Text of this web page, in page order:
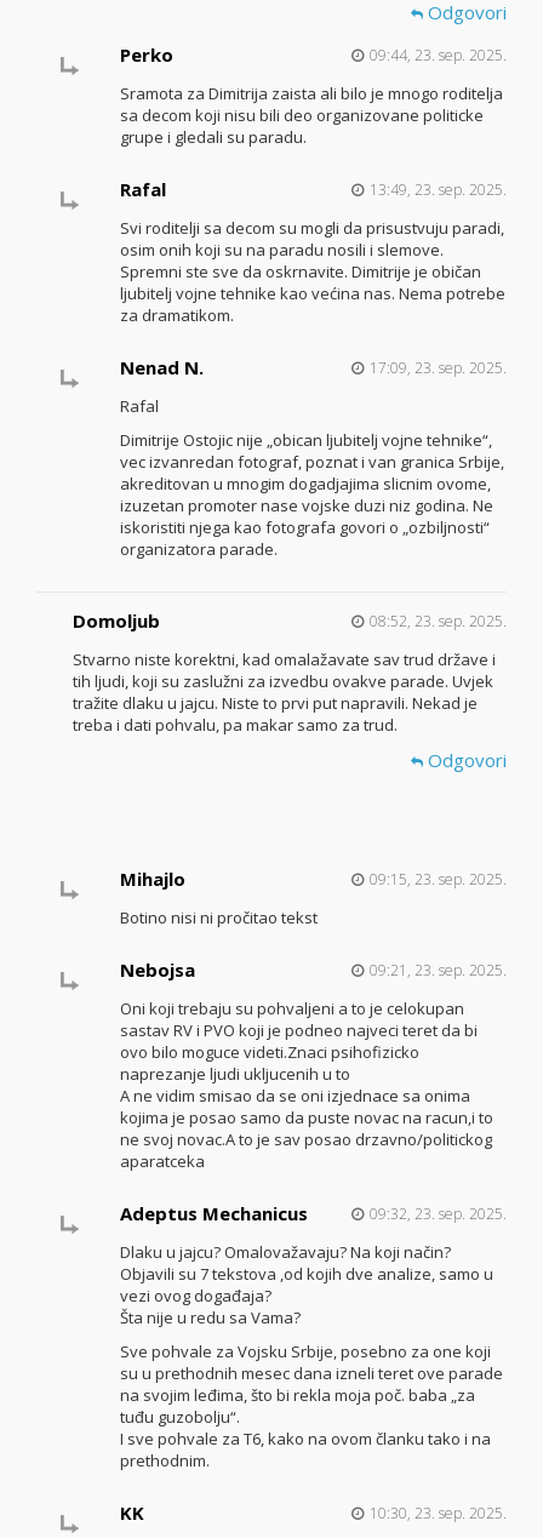
Odgovori
Perko
09:44, 23. sep. 2025.
Sramota za Dimitrija zaista ali bilo je mnogo roditelja
sa decom koji nisu bili deo organizovane politicke
grupe i gledali su paradu.
Rafal 13:49, 23. sep. 2025.
Svi roditelji sa decom su mogli da prisustvuju paradi,
osim onih koji su na paradu nosili i slemove.
Spremni ste sve da oskrnavite. Dimitrije je običan
ljubitelj vojne tehnike kao većina nas. Nema potrebe
za dramatikom.
Nenad N. 17:09, 23. sep. 2025.
Rafal
Dimitrije Ostojic nije „obican ljubitelj vojne tehnike“,
vec izvanredan fotograf, poznat i van granica Srbije,
akreditovan u mnogim dogadjajima slicnim ovome,
izuzetan promoter nase vojske duzi niz godina. Ne
iskoristiti njega kao fotografa govori o „ozbiljnosti“
organizatora parade.
Domoljub 08:52, 23. sep. 2025.
Stvarno niste korektni, kad omalažavate sav trud države i
tih ljudi, koji su zaslužni za izvedbu ovakve parade. Uvjek
tražite dlaku u jajcu. Niste to prvi put napravili. Nekad je
treba i dati pohvalu, pa makar samo za trud.
Odgovori
Mihajlo 09:15, 23. sep. 2025.
Botino nisi ni pročitao tekst
Nebojsa 09:21, 23. sep. 2025.
Oni koji trebaju su pohvaljeni a to je celokupan
sastav RV i PVO koji je podneo najveci teret da bi
ovo bilo moguce videti.Znaci psihofizicko
naprezanje ljudi ukljucenih u to
A ne vidim smisao da se oni izjednace sa onima
kojima je posao samo da puste novac na racun,i to
ne svoj novac.A to je sav posao drzavno/politickog
aparatceka
Adeptus Mechanicus 09:32, 23. sep. 2025.
Dlaku u jajcu? Omalovažavaju? Na koji način?
Objavili su 7 tekstova ,od kojih dve analize, samo u
vezi ovog događaja?
Šta nije u redu sa Vama?
Sve pohvale za Vojsku Srbije, posebno za one koji
su u prethodnih mesec dana izneli teret ove parade
na svojim leđima, što bi rekla moja poč. baba „za
tuđu guzobolju“.
I sve pohvale za T6, kako na ovom članku tako i na
prethodnim.
KK 10:30, 23. sep. 2025.